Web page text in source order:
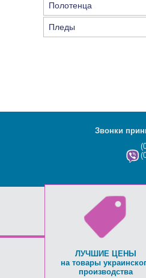
Полотенца
Пледы
Звонки
ЛУЧШИЕ ЦЕНЫ
на товары
производства